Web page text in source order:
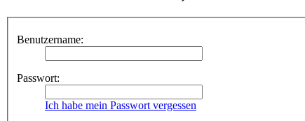
Benutzername:
Passwort:
Ich habe mein Passwort vergessen